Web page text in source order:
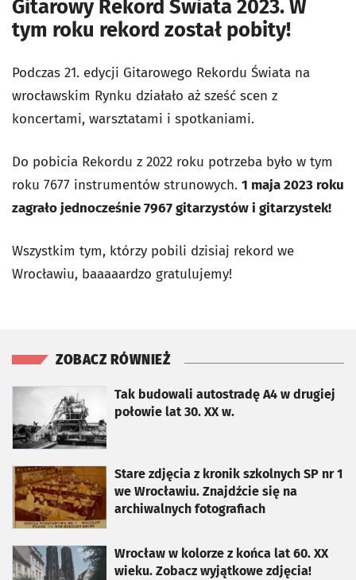
Gitarowy Rekord Świata 2023. W
tym roku rekord został pobity!
Podczas 21. edycji Gitarowego Rekordu Świata na
wrocławskim Rynku działało aż sześć scen z
koncertami, warsztatami i spotkaniami.
Do pobicia Rekordu z 2022 roku potrzeba było w tym
roku 7677 instrumentów strunowych. 1 maja 2023 roku
zagrało jednocześnie 7967 gitarzystów i gitarzystek!
Wszystkim tym, którzy pobili dzisiaj rekord we
Wrocławiu, baaaaardzo gratulujemy!
ZOBACZ RÓWNIEŻ
Tak budowali autostradę A4 w drugiej
połowie lat 30. XX w.
otworzy się w nowej karcie
Stare zdjęcia z kronik szkolnych SP nr 1
we Wrocławiu. Znajdźcie się na
archiwalnych fotografiach
otworzy się w nowej karcie
Wrocław w kolorze z końca lat 60. XX
wieku. Zobacz wyjątkowe zdjęcia!
otworzy się w nowej karcie